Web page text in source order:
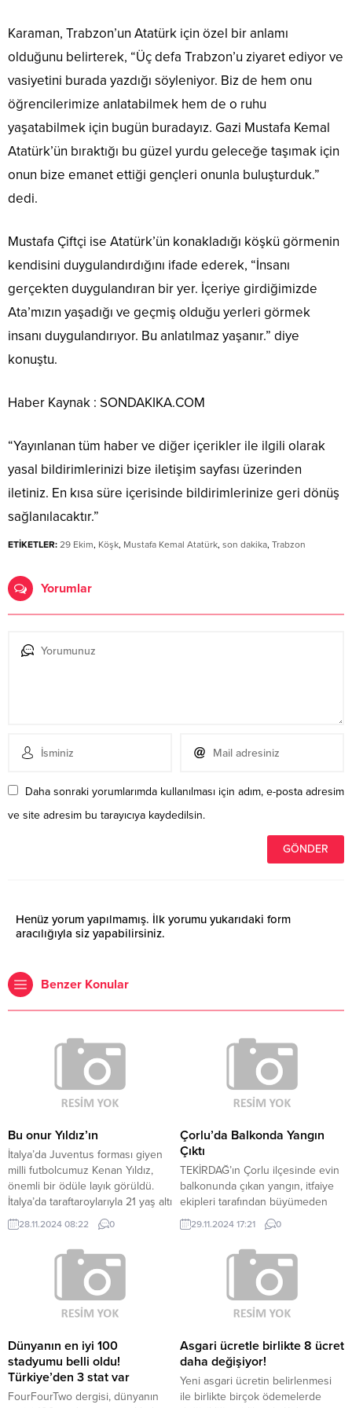
Karaman, Trabzon’un Atatürk için özel bir anlamı
olduğunu belirterek, “Üç defa Trabzon’u ziyaret ediyor ve
vasiyetini burada yazdığı söyleniyor. Biz de hem onu
öğrencilerimize anlatabilmek hem de o ruhu
yaşatabilmek için bugün buradayız. Gazi Mustafa Kemal
Atatürk’ün bıraktığı bu güzel yurdu geleceğe taşımak için
onun bize emanet ettiği gençleri onunla buluşturduk.”
dedi.
Mustafa Çiftçi ise Atatürk’ün konakladığı köşkü görmenin
kendisini duygulandırdığını ifade ederek, “İnsanı
gerçekten duygulandıran bir yer. İçeriye girdiğimizde
Ata’mızın yaşadığı ve geçmiş olduğu yerleri görmek
insanı duygulandırıyor. Bu anlatılmaz yaşanır.” diye
konuştu.
Haber Kaynak : SONDAKIKA.COM
“Yayınlanan tüm haber ve diğer içerikler ile ilgili olarak
yasal bildirimlerinizi bize iletişim sayfası üzerinden
iletiniz. En kısa süre içerisinde bildirimlerinize geri dönüş
sağlanılacaktır.”
ETİKETLER: 29 Ekim, Köşk, Mustafa Kemal Atatürk, son dakika, Trabzon
Yorumlar
Daha sonraki yorumlarımda kullanılması için adım, e-posta adresim
ve site adresim bu tarayıcıya kaydedilsin.
Henüz yorum yapılmamış. İlk yorumu yukarıdaki form
aracılığıyla siz yapabilirsiniz.
Benzer Konular
Bu onur Yıldız’ın
İtalya’da Juventus forması giyen
milli futbolcumuz Kenan Yıldız,
önemli bir ödüle layık görüldü.
İtalya’da taraftaroylarıyla 21 yaş altı
en değerli futbolcuseçilirken bu
onur Kenan’ın oldu. 19 yaşındaki
hücum oyuncusu, Golden Boy
Web ödülüne layık görüldü.
Juventus’ta bu sezon 17
müsabakada boy gösteren Yıldız,
4 gol atarken 2 de asistlik katkı...
28.11.2024 08:22 0
Çorlu’da Balkonda Yangın
Çıktı
TEKİRDAĞ’ın Çorlu ilçesinde evin
balkonunda çıkan yangın, itfaiye
ekipleri tarafından büyümeden
kontrol altına alındı. Yangın, öğle
saatlerinde Şeyhsinan Mahallesi
Arpalık Sokak üzerinde bulunan 5
katlı apartmanın 1’nci katında
meydana geldi. Balkondan
dumanların yükseldiğini gören
evdekiler dışarı çıkıp, durumu
sardığı apartman sakinleri de
evlerinden ayrıldı. Kısa sürede
bölgeye...
29.11.2024 17:21 0
Dünyanın en iyi 100
stadyumu belli oldu!
Türkiye’den 3 stat var
FourFourTwo dergisi, dünyanın
Asgari ücretle birlikte 8 ücret
daha değişiyor!
Yeni asgari ücretin belirlenmesi
ile birlikte birçok ödemelerde